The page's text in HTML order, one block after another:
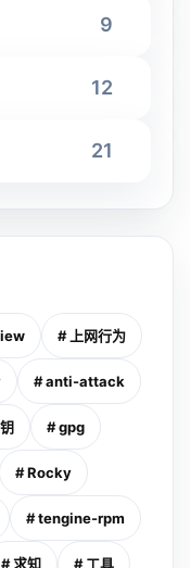
9
12
21
# 上网行为
# anti-attack
# gpg
# Rocky
# tengine-rpm
# 求知 # 工具